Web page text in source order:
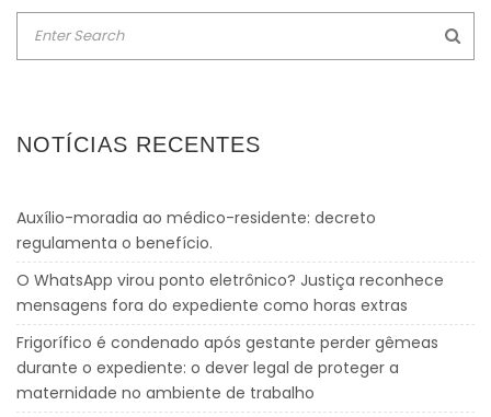
NOTÍCIAS RECENTES
Auxílio-moradia ao médico-residente: decreto
regulamenta o benefício.
O WhatsApp virou ponto eletrônico? Justiça reconhece
mensagens fora do expediente como horas extras
Frigorífico é condenado após gestante perder gêmeas
durante o expediente: o dever legal de proteger a
maternidade no ambiente de trabalho